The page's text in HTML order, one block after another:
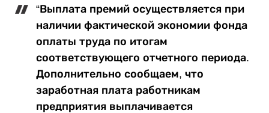
“Выплата премий осуществляется при
наличии фактической экономии фонда
оплаты труда по итогам
соответствующего отчетного периода.
Дополнительно сообщаем, что
заработная плата работникам
предприятия выплачивается